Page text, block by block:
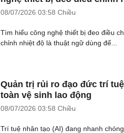
08/07/2026 03:58 Chiều
Tìm hiểu công nghệ thiết bị đeo điều
chỉnh nhiệt độ là thuật ngữ dùng để...
Quản trị rủi ro đạo đức trí
toàn vệ sinh lao động
08/07/2026 03:58 Chiều
Trí tuệ nhân tạo (AI) đang nhanh